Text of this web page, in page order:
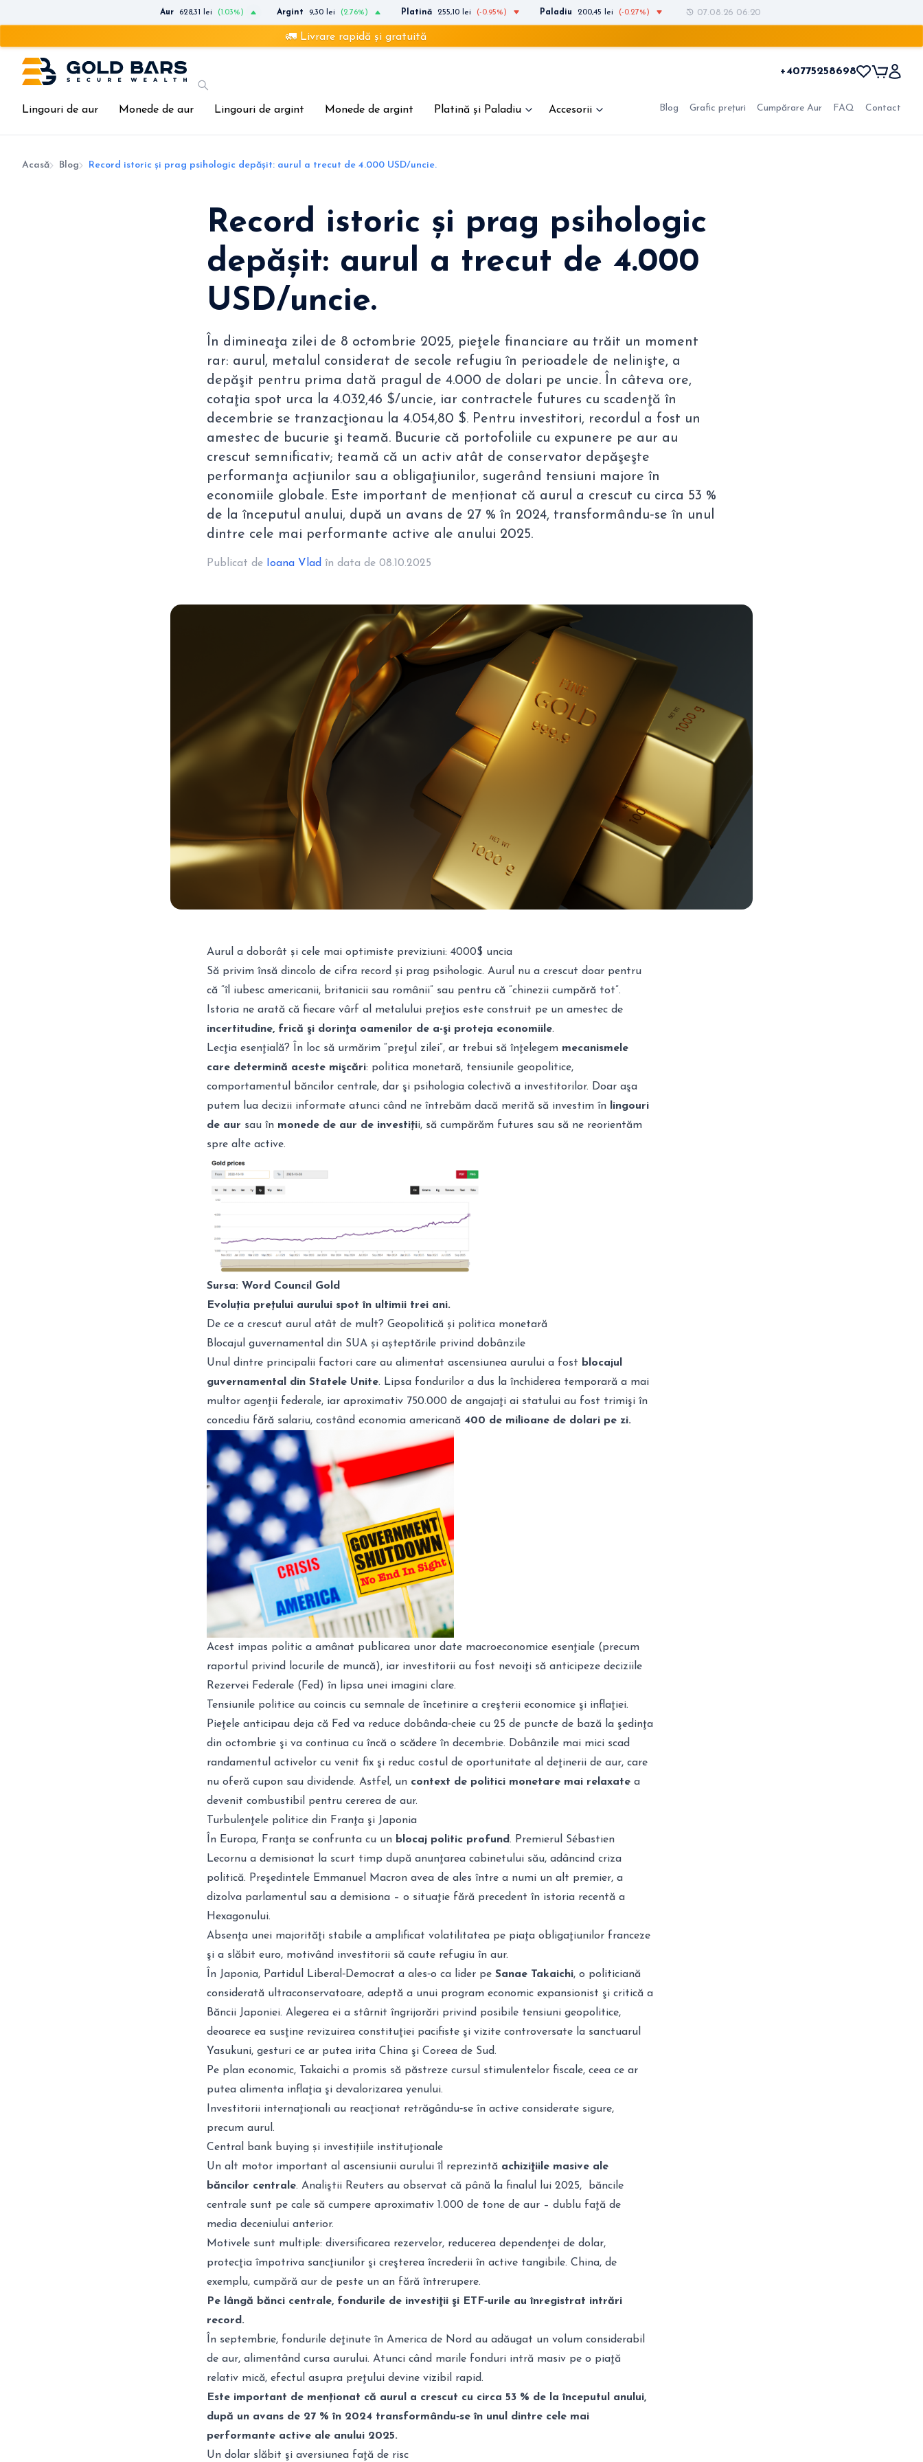
Aur 628,31 lei (1.03%) Argint 9,30 lei (2.76%) Platină 255,10 lei (-0.95%) Paladiu 200,45 lei (-0.27%) 07.08.26 06:20
🚛 Livrare rapidă și gratuită
+40775258698
Lingouri de aur Monede de aur Lingouri de argint Monede de argint Platină și Paladiu Accesorii Blog Grafic prețuri Cumpărare Aur FAQ Contact
Acasă Blog Record istoric și prag psihologic depășit: aurul a trecut de 4.000 USD/uncie.
Record istoric și prag psihologic
depășit: aurul a trecut de 4.000
USD/uncie.
În dimineaţa zilei de 8 octombrie 2025, pieţele financiare au trăit un moment
rar: aurul, metalul considerat de secole refugiu în perioadele de nelinişte, a
depăşit pentru prima dată pragul de 4.000 de dolari pe uncie. În câteva ore,
cotaţia spot urca la 4.032,46 $/uncie, iar contractele futures cu scadenţă în
decembrie se tranzacţionau la 4.054,80 $. Pentru investitori, recordul a fost un
amestec de bucurie şi teamă. Bucurie că portofoliile cu expunere pe aur au
crescut semnificativ; teamă că un activ atât de conservator depăşeşte
performanţa acţiunilor sau a obligaţiunilor, sugerând tensiuni majore în
economiile globale. Este important de menționat că aurul a crescut cu circa 53 %
de la începutul anului, după un avans de 27 % în 2024, transformându‑se în unul
dintre cele mai performante active ale anului 2025.
Publicat de Ioana Vlad în data de 08.10.2025
Aurul a doborât și cele mai optimiste previziuni: 4000$ uncia
Să privim însă dincolo de cifra record și prag psihologic. Aurul nu a crescut doar pentru
că “îl iubesc americanii, britanicii sau românii” sau pentru că “chinezii cumpără tot”.
Istoria ne arată că fiecare vârf al metalului preţios este construit pe un amestec de
incertitudine, frică şi dorinţa oamenilor de a-şi proteja economiile.
Lecţia esenţială? În loc să urmărim “preţul zilei”, ar trebui să înţelegem mecanismele
care determină aceste mişcări: politica monetară, tensiunile geopolitice,
comportamentul băncilor centrale, dar şi psihologia colectivă a investitorilor. Doar aşa
putem lua decizii informate atunci când ne întrebăm dacă merită să investim în lingouri
de aur sau în monede de aur de investiții, să cumpărăm futures sau să ne reorientăm
spre alte active.
Sursa: Word Council Gold
Evoluția prețului aurului spot în ultimii trei ani.
De ce a crescut aurul atât de mult? Geopolitică și politica monetară
Blocajul guvernamental din SUA și așteptările privind dobânzile
Unul dintre principalii factori care au alimentat ascensiunea aurului a fost blocajul
guvernamental din Statele Unite. Lipsa fondurilor a dus la închiderea temporară a mai
multor agenţii federale, iar aproximativ 750.000 de angajaţi ai statului au fost trimişi în
concediu fără salariu, costând economia americană 400 de milioane de dolari pe zi.
Acest impas politic a amânat publicarea unor date macroeconomice esenţiale (precum
raportul privind locurile de muncă), iar investitorii au fost nevoiţi să anticipeze deciziile
Rezervei Federale (Fed) în lipsa unei imagini clare.
Tensiunile politice au coincis cu semnale de încetinire a creşterii economice şi inflaţiei.
Pieţele anticipau deja că Fed va reduce dobânda‑cheie cu 25 de puncte de bază la şedinţa
din octombrie şi va continua cu încă o scădere în decembrie. Dobânzile mai mici scad
randamentul activelor cu venit fix şi reduc costul de oportunitate al deţinerii de aur, care
nu oferă cupon sau dividende. Astfel, un context de politici monetare mai relaxate a
devenit combustibil pentru cererea de aur.
Turbulenţele politice din Franţa şi Japonia
În Europa, Franţa se confrunta cu un blocaj politic profund. Premierul Sébastien
Lecornu a demisionat la scurt timp după anunţarea cabinetului său, adâncind criza
politică. Preşedintele Emmanuel Macron avea de ales între a numi un alt premier, a
dizolva parlamentul sau a demisiona – o situaţie fără precedent în istoria recentă a
Hexagonului.
Absenţa unei majorităţi stabile a amplificat volatilitatea pe piaţa obligaţiunilor franceze
şi a slăbit euro, motivând investitorii să caute refugiu în aur.
În Japonia, Partidul Liberal‑Democrat a ales‑o ca lider pe Sanae Takaichi, o politiciană
considerată ultraconservatoare, adeptă a unui program economic expansionist şi critică a
Băncii Japoniei. Alegerea ei a stârnit îngrijorări privind posibile tensiuni geopolitice,
deoarece ea susţine revizuirea constituţiei pacifiste şi vizite controversate la sanctuarul
Yasukuni, gesturi ce ar putea irita China şi Coreea de Sud.
Pe plan economic, Takaichi a promis să păstreze cursul stimulentelor fiscale, ceea ce ar
putea alimenta inflaţia şi devalorizarea yenului.
Investitorii internaţionali au reacţionat retrăgându‑se în active considerate sigure,
precum aurul.
Central bank buying și investițiile instituţionale
Un alt motor important al ascensiunii aurului îl reprezintă achiziţiile masive ale
băncilor centrale. Analiştii Reuters au observat că până la finalul lui 2025, băncile
centrale sunt pe cale să cumpere aproximativ 1.000 de tone de aur – dublu faţă de
media deceniului anterior.
Motivele sunt multiple: diversificarea rezervelor, reducerea dependenţei de dolar,
protecţia împotriva sancţiunilor şi creşterea încrederii în active tangibile. China, de
exemplu, cumpără aur de peste un an fără întrerupere.
Pe lângă bănci centrale, fondurile de investiţii şi ETF‑urile au înregistrat intrări
record.
În septembrie, fondurile deţinute în America de Nord au adăugat un volum considerabil
de aur, alimentând cursa aurului. Atunci când marile fonduri intră masiv pe o piaţă
relativ mică, efectul asupra preţului devine vizibil rapid.
Este important de menționat că aurul a crescut cu circa 53 % de la începutul anului,
după un avans de 27 % în 2024 transformându‑se în unul dintre cele mai
performante active ale anului 2025.
Un dolar slăbit şi aversiunea faţă de risc